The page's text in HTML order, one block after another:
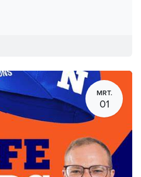
MRT.
01